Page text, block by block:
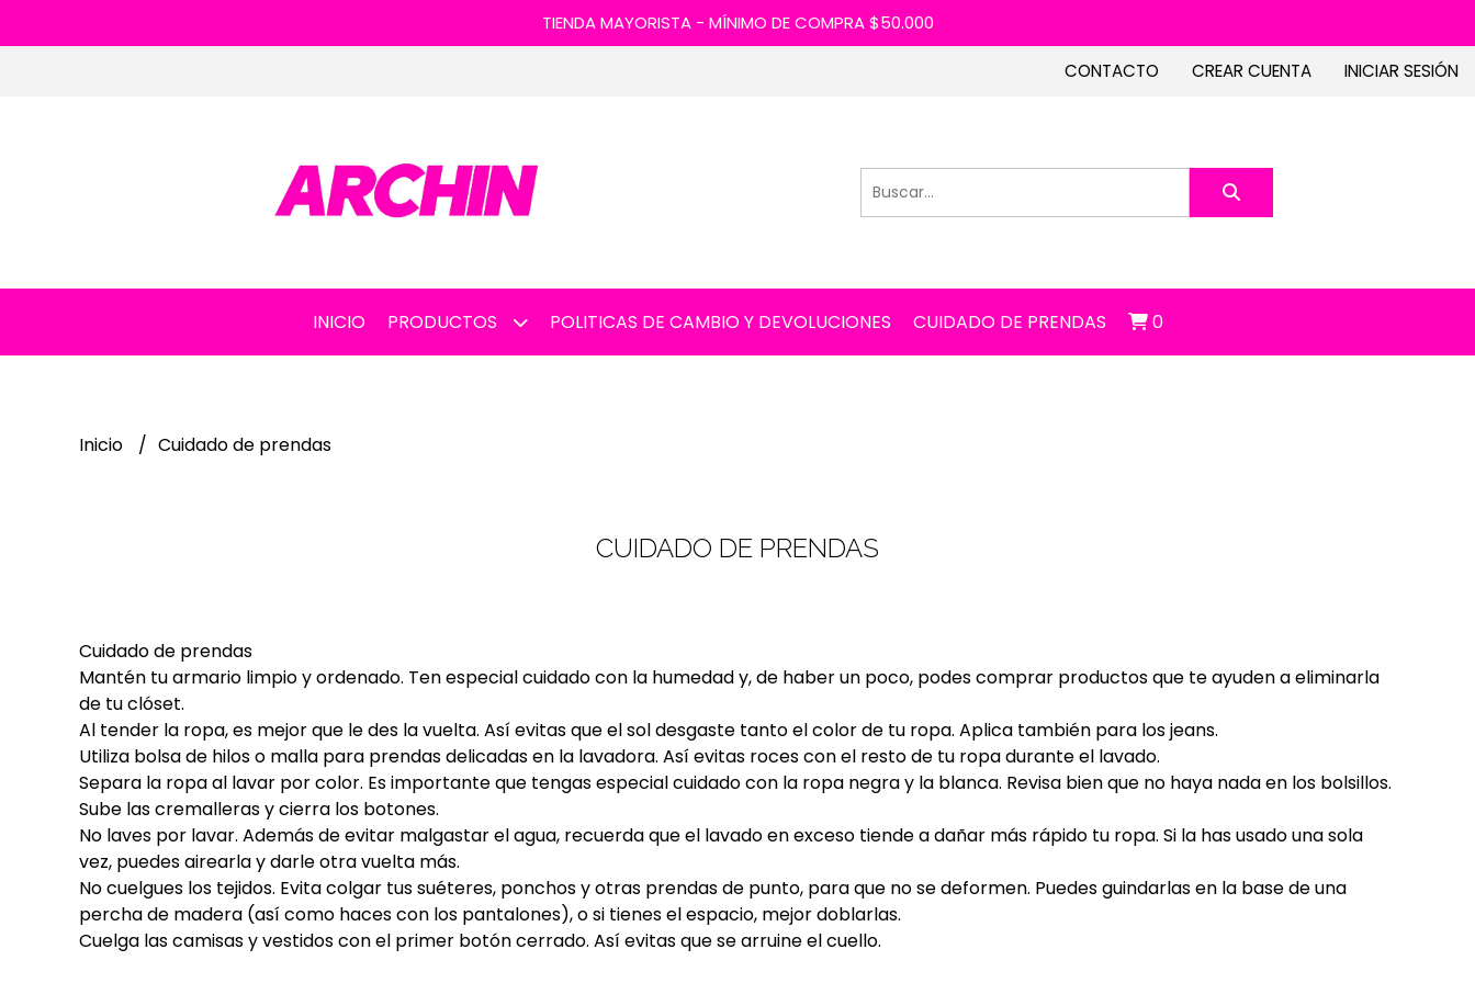
TIENDA MAYORISTA - MÍNIMO DE COMPRA $50.000
CONTACTO CREAR CUENTA INICIAR SESIÓN
INICIO PRODUCTOS POLITICAS DE CAMBIO Y DEVOLUCIONES CUIDADO DE PRENDAS 0
Inicio Cuidado de prendas
CUIDADO DE PRENDAS
Cuidado de prendas
Mantén tu armario limpio y ordenado. Ten especial cuidado con la humedad y, de haber un poco, podes comprar productos que te ayuden a eliminarla
de tu clóset.
Al tender la ropa, es mejor que le des la vuelta. Así evitas que el sol desgaste tanto el color de tu ropa. Aplica también para los jeans.
Utiliza bolsa de hilos o malla para prendas delicadas en la lavadora. Así evitas roces con el resto de tu ropa durante el lavado.
Separa la ropa al lavar por color. Es importante que tengas especial cuidado con la ropa negra y la blanca. Revisa bien que no haya nada en los bolsillos.
Sube las cremalleras y cierra los botones.
No laves por lavar. Además de evitar malgastar el agua, recuerda que el lavado en exceso tiende a dañar más rápido tu ropa. Si la has usado una sola
vez, puedes airearla y darle otra vuelta más.
No cuelgues los tejidos. Evita colgar tus suéteres, ponchos y otras prendas de punto, para que no se deformen. Puedes guindarlas en la base de una
percha de madera (así como haces con los pantalones), o si tienes el espacio, mejor doblarlas.
Cuelga las camisas y vestidos con el primer botón cerrado. Así evitas que se arruine el cuello.